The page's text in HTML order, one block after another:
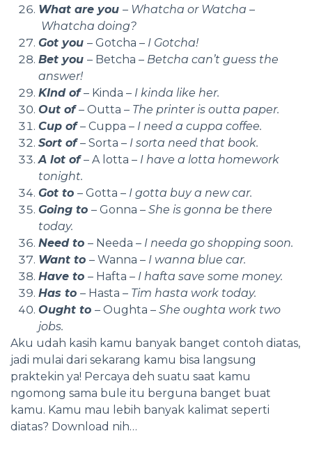
What are you – Whatcha or Watcha –
Whatcha doing?
Got you – Gotcha – I Gotcha!
Bet you – Betcha – Betcha can’t guess the
answer!
KInd of– Kinda – I kinda like her.
Out of– Outta – The printer is outta paper.
Cup of– Cuppa – I need a cuppa coffee.
Sort of– Sorta – I sorta need that book.
A lot of– A lotta – I have a lotta homework
tonight.
Got to – Gotta – I gotta buy a new car.
Going to – Gonna – She is gonna be there
today.
Need to – Needa – I needa go shopping soon.
Want to – Wanna – I wanna blue car.
Have to – Hafta – I hafta save some money.
Has to – Hasta – Tim hasta work today.
Ought to – Oughta – She oughta work two
jobs.
Aku udah kasih kamu banyak banget contoh diatas,
jadi mulai dari sekarang kamu bisa langsung
praktekin ya! Percaya deh suatu saat kamu
ngomong sama bule itu berguna banget buat
kamu. Kamu mau lebih banyak kalimat seperti
diatas? Download nih…